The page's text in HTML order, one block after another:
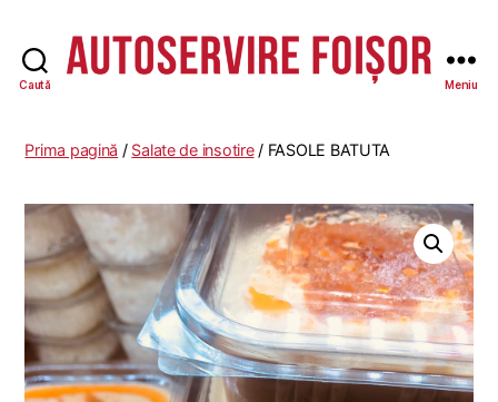
Caută
-
Meniu
Prima pagină / Salate de insotire/ FASOLE BATUTA